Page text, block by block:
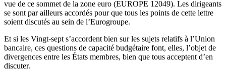
vue de ce sommet de la zone euro (EUROPE 12049). Les dirigeants
se sont par ailleurs accordés pour que tous les points de cette lettre
soient discutés au sein de l’Eurogroupe.
Et si les Vingt-sept s’accordent bien sur les sujets relatifs à l’Union
bancaire, ces questions de capacité budgétaire font, elles, l’objet de
divergences entre les États membres, bien que tous acceptent d’en
discuter.